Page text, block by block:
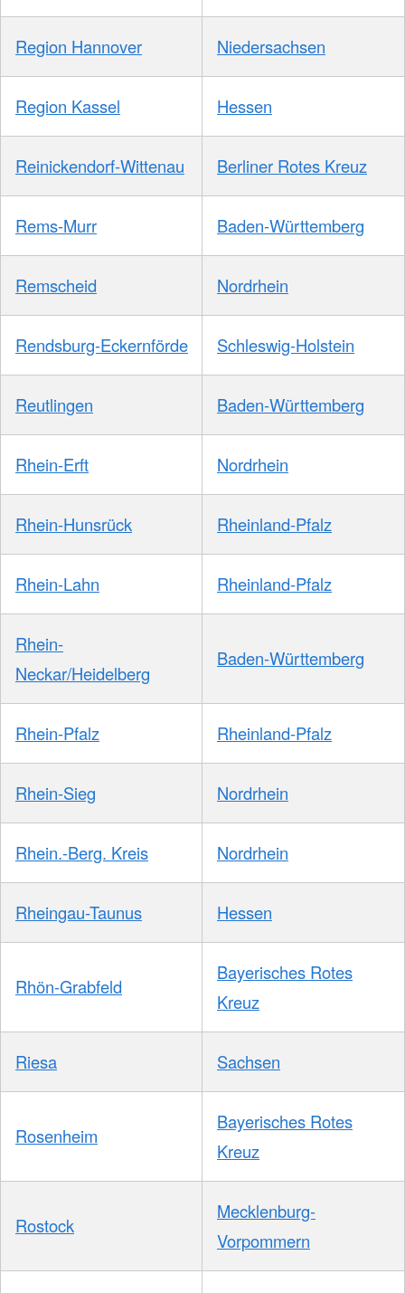
Region Hannover Niedersachsen
Region Kassel Hessen
Reinickendorf-Wittenau Berliner Rotes Kreuz
Rems-Murr Baden-Württemberg
Remscheid Nordrhein
Rendsburg-Eckernförde Schleswig-Holstein
Reutlingen Baden-Württemberg
Rhein-Erft Nordrhein
Rhein-Hunsrück Rheinland-Pfalz
Rhein-Lahn Rheinland-Pfalz
Rhein-
Neckar/Heidelberg
Baden-Württemberg
Rhein-Pfalz Rheinland-Pfalz
Rhein-Sieg Nordrhein
Rhein.-Berg. Kreis Nordrhein
Rheingau-Taunus Hessen
Rhön-Grabfeld
Bayerisches Rotes
Kreuz
Riesa Sachsen
Rosenheim
Bayerisches Rotes
Kreuz
Rostock
Mecklenburg-
Vorpommern